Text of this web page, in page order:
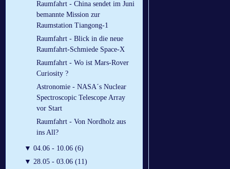
Raumfahrt - China sendet im Juni
bemannte Mission zur
Raumstation Tiangong-1
Raumfahrt - Blick in die neue
Raumfahrt-Schmiede Space-X
Raumfahrt - Wo ist Mars-Rover
Curiosity ?
Astronomie - NASA´s Nuclear
Spectroscopic Telescope Array
vor Start
Raumfahrt - Von Nordholz aus
ins All?
▼ 04.06 - 10.06 (6)
▼ 28.05 - 03.06 (11)